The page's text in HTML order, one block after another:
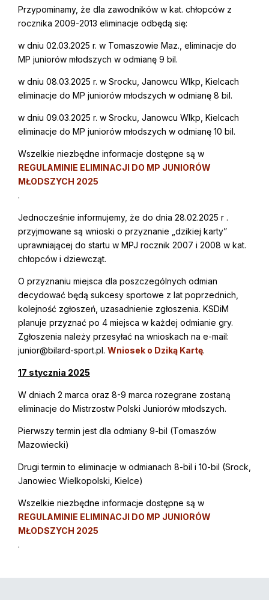
Przypominamy, że dla zawodników w kat. chłopców z
rocznika 2009-2013 eliminacje odbędą się:
w dniu 02.03.2025 r. w Tomaszowie Maz., eliminacje do
MP juniorów młodszych w odmianę 9 bil.
w dniu 08.03.2025 r. w Srocku, Janowcu Wlkp, Kielcach
eliminacje do MP juniorów młodszych w odmianę 8 bil.
w dniu 09.03.2025 r. w Srocku, Janowcu Wlkp, Kielcach
eliminacje do MP juniorów młodszych w odmianę 10 bil.
Wszelkie niezbędne informacje dostępne są w
REGULAMINIE ELIMINACJI DO MP JUNIORÓW
MŁODSZYCH 2025
.
Jednocześnie informujemy, że do dnia 28.02.2025 r .
przyjmowane są wnioski o przyznanie „dzikiej karty”
uprawniającej do startu w MPJ rocznik 2007 i 2008 w kat.
chłopców i dziewcząt.
O przyznaniu miejsca dla poszczególnych odmian
decydować będą sukcesy sportowe z lat poprzednich,
kolejność zgłoszeń, uzasadnienie zgłoszenia. KSDiM
planuje przyznać po 4 miejsca w każdej odmianie gry.
Zgłoszenia należy przesyłać na wnioskach na e-mail:
junior@bilard-sport.pl. Wniosek o Dziką Kartę.
17 stycznia 2025
W dniach 2 marca oraz 8-9 marca rozegrane zostaną
eliminacje do Mistrzostw Polski Juniorów młodszych.
Pierwszy termin jest dla odmiany 9-bil (Tomaszów
Mazowiecki)
Drugi termin to eliminacje w odmianach 8-bil i 10-bil (Srock,
Janowiec Wielkopolski, Kielce)
Wszelkie niezbędne informacje dostępne są w
REGULAMINIE ELIMINACJI DO MP JUNIORÓW
MŁODSZYCH 2025
.